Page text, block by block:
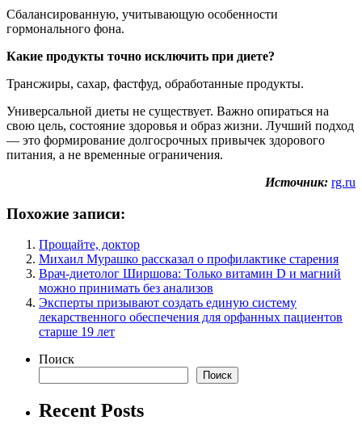
Сбалансированную, учитывающую особенности
гормонального фона.
Какие продукты точно исключить при диете?
Трансжиры, сахар, фастфуд, обработанные продукты.
Универсальной диеты не существует. Важно опираться на
свою цель, состояние здоровья и образ жизни. Лучший подход
— это формирование долгосрочных привычек здорового
питания, а не временные ограничения.
Источник: rg.ru
Похожие записи:
Прощайте, доктор
Михаил Мурашко рассказал о профилактике старения
Врач-диетолог Ширшова: Только витамин D и магний
можно принимать без анализов
Эксперты призывают создать единую систему
лекарственного обеспечения для орфанных пациентов
старше 19 лет
Поиск
Поиск
Recent Posts